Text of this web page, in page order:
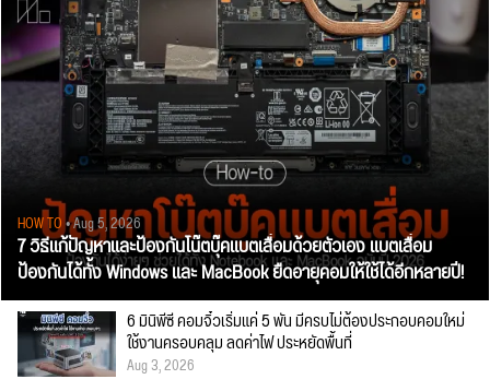
HOW TO• Aug 5, 2026
7 วิธีแก้ปัญหาและป้องกันโน๊ตบุ๊คแบตเสื่อมด้วยตัวเอง แบตเสื่อม
ป้องกันได้ทั้ง Windows และ MacBook ยืดอายุคอมให้ใช้ได้อีกหลายปี!
6 มินิพีซี คอมจิ๋วเริ่มแค่ 5 พัน มีครบไม่ต้องประกอบคอมใหม่
ใช้งานครอบคลุม ลดค่าไฟ ประหยัดพื้นที่
Aug 3, 2026